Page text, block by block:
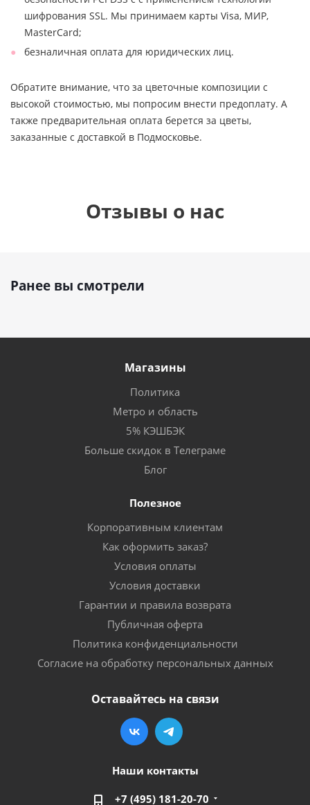
шифрования SSL. Мы принимаем карты Visa, МИР,
MasterCard;
безналичная оплата для юридических лиц.
Обратите внимание, что за цветочные композиции с
высокой стоимостью, мы попросим внести предоплату. А
также предварительная оплата берется за цветы,
заказанные с доставкой в Подмосковье.
Отзывы о нас
Ранее вы смотрели
Магазины
Политика
Метро и область
5% КЭШБЭК
Больше скидок в Телеграме
Блог
Полезное
Корпоративным клиентам
Как оформить заказ?
Условия оплаты
Условия доставки
Гарантии и правила возврата
Публичная оферта
Политика конфиденциальности
Согласие на обработку персональных данных
Оставайтесь на связи
Наши контакты
+7 (495) 181-20-70